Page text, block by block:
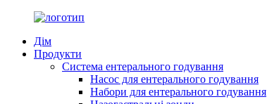
Дім
Продукти
Система ентерального годування
Насос для ентерального годування
Набори для ентерального годування